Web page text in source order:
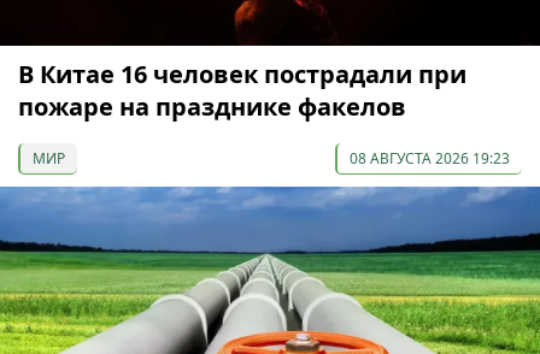
В Китае 16 человек пострадали при
пожаре на празднике факелов
МИР 08 АВГУСТА 2026 19:23